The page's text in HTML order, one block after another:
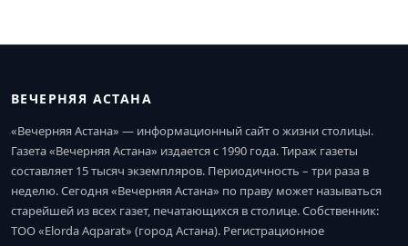
ВЕЧЕРНЯЯ АСТАНА
«Вечерняя Астана» — информационный сайт о жизни столицы.
Газета «Вечерняя Астана» издается с 1990 года. Тираж газеты
составляет 15 тысяч экземпляров. Периодичность – три раза в
неделю. Сегодня «Вечерняя Астана» по праву может называться
старейшей из всех газет, печатающихся в столице. Собственник:
ТОО «Elorda Aqparat» (город Астана). Регистрационное